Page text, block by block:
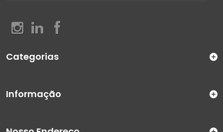
Categorias
Informação